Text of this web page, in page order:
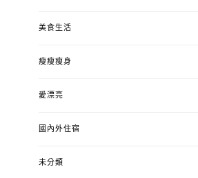
美食生活
瘦瘦瘦身
愛漂亮
國內外住宿
未分類